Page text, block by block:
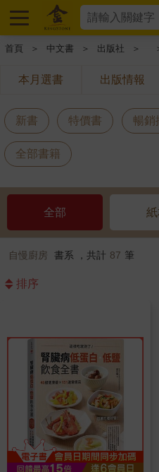
首頁 ＞ 中文書 ＞ 出版社 ＞
本月選書 出版情報
新書 特價書 暢銷
全部書籍
全部
自慢廚房 書系 ，共計 87 筆
排序